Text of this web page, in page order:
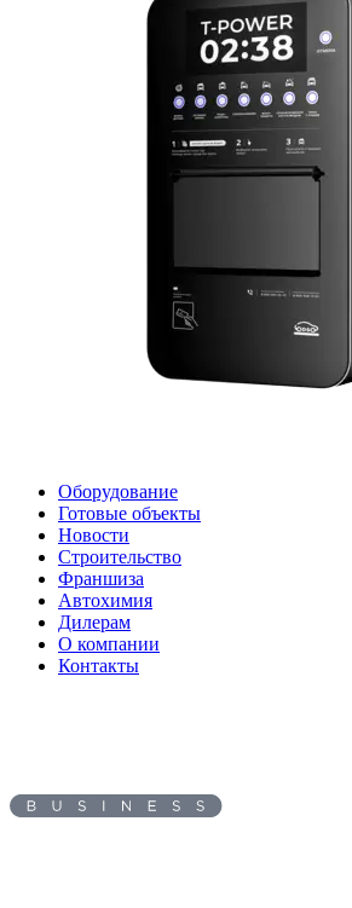
Оборудование
Готовые объекты
Новости
Строительство
Франшиза
Автохимия
Дилерам
О компании
Контакты